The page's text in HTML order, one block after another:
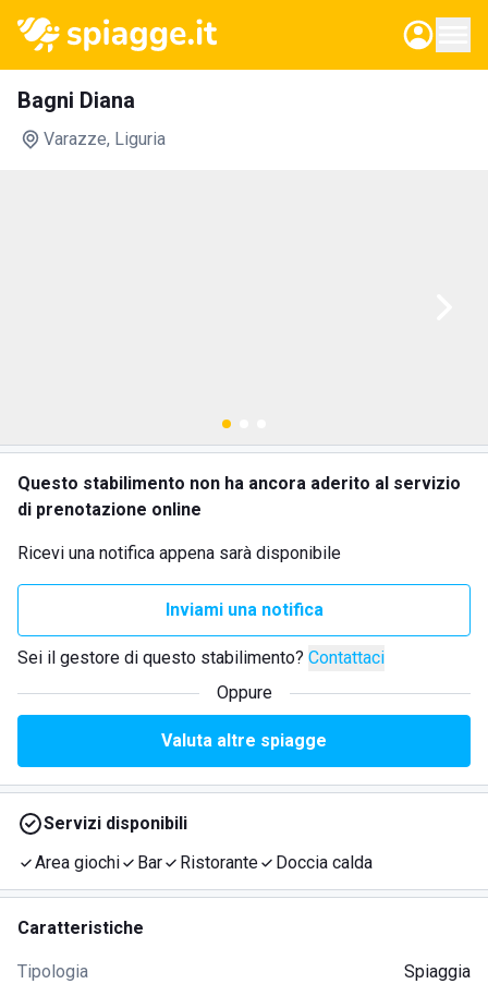
Bagni Diana
Varazze, Liguria
Questo stabilimento non ha ancora aderito al servizio
di prenotazione online
Ricevi una notifica appena sarà disponibile
Inviami una notifica
Sei il gestore di questo stabilimento? Contattaci
Oppure
Valuta altre spiagge
Servizi disponibili
Area giochi
Bar Ristorante Doccia calda
Caratteristiche
Tipologia Spiaggia